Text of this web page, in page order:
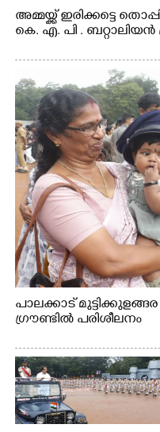
അമ്മയ്ക്ക് ഇരിക്കട്ടെ
കെ. എ. പി . ബറ്റാലിയൻ
പാലക്കാട്
ഗ്രൗണ്ടിൽ പരിശീലനം